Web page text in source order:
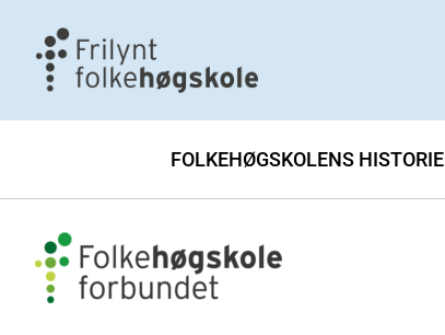
FOLKEHØGSKOLENS HISTORIE